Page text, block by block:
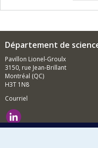
Département de
Pavillon Lionel-Groulx
3150, rue Jean-Brillant
Montréal (QC)
H3T 1N8
Courriel